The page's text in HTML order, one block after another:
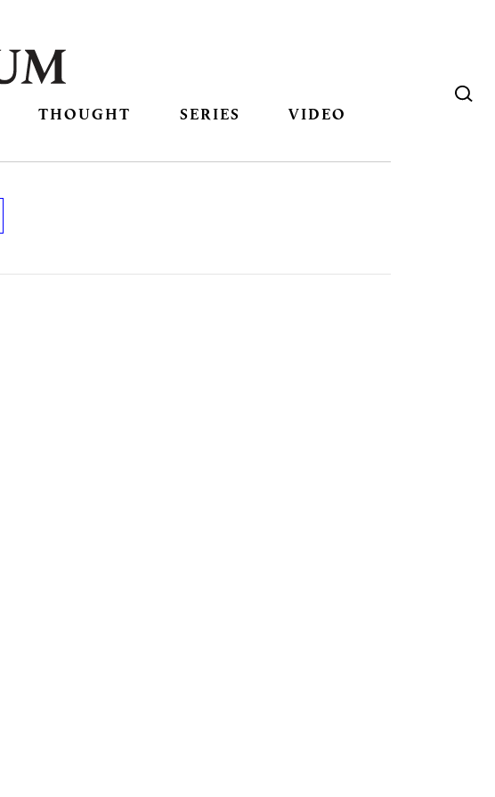
THOUGHT SERIES VIDEO